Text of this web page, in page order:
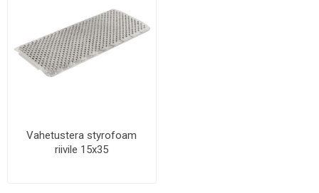
Vahetustera styrofoam
riivile 15x35